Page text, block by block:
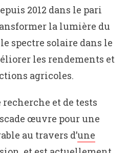
2012 dans le pari
la lumière du
spectre solaire dans le
les rendements et
agricoles.
recherche et de tests
œuvre pour une
au travers d’une